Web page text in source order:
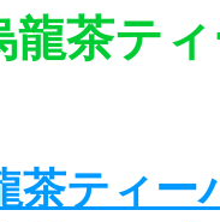
龍茶テ
茶ティー